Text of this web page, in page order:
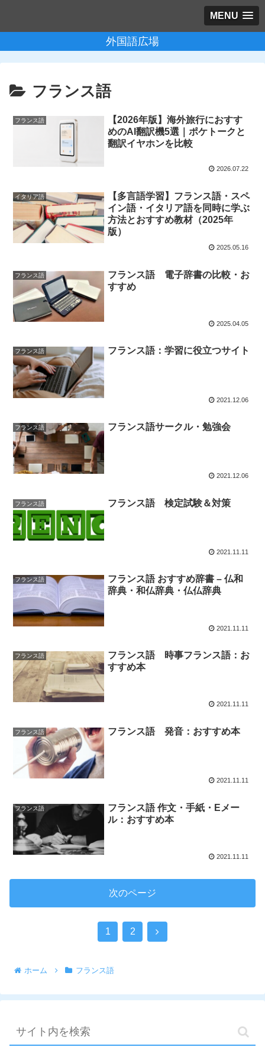
MENU
外国語広場
フランス語
フランス語
【2026年版】海外旅行におすす
めのAI翻訳機5選｜ポケトークと
翻訳イヤホンを比較
2026.07.22
イタリア語
【多言語学習】フランス語・スペ
イン語・イタリア語を同時に学ぶ
方法とおすすめ教材（2025年
版）
2025.05.16
フランス語
フランス語 電子辞書の比較・お
すすめ
2025.04.05
フランス語 フランス語：学習に役立つサイト
2021.12.06
フランス語 フランス語サークル・勉強会
2021.12.06
フランス語 フランス語 検定試験＆対策
2021.11.11
フランス語
フランス語 おすすめ辞書 – 仏和
辞典・和仏辞典・仏仏辞典
2021.11.11
フランス語
フランス語 時事フランス語：お
すすめ本
2021.11.11
フランス語 フランス語 発音：おすすめ本
2021.11.11
フランス語
フランス語 作文・手紙・Eメー
ル：おすすめ本
2021.11.11
次のページ
1 2
ホーム フランス語